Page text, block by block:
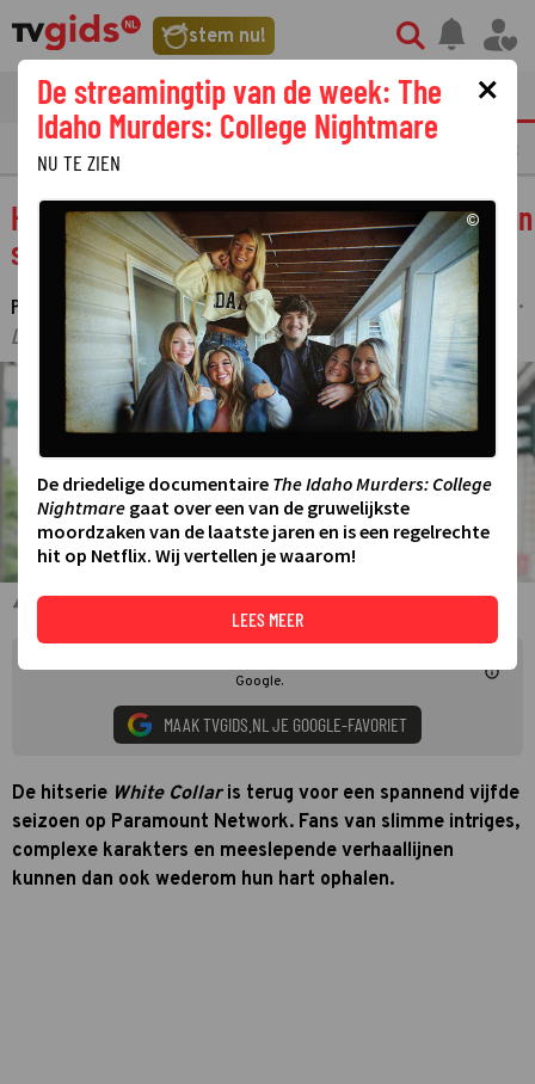
stem nu!
tvgids streaming nieuws
OPMERKELIJKE TV FRAGMENTEN
Het vijfde seizoen van White Collar gaat van
start op Paramount Network
PARTNERBIJDRAGE ISM PARAMOUNT NETWORK·24 JULI 2024 10:20 ·
LAATSTE UPDATE: 09-08-24 13:30
Tim DeKay en Matt Bomer in White Collar
Google.
MAAK TVGIDS.NL JE GOOGLE-FAVORIET
De hitserie White Collaris terug voor een spannend vijfde
seizoen op Paramount Network. Fans van slimme intriges,
complexe karakters en meeslepende verhaallijnen
kunnen dan ook wederom hun hart ophalen.
×
De streamingtip van de week: The
Idaho Murders: College Nightmare
NU TE ZIEN
©
De driedelige documentaire The Idaho Murders: College
Nightmare gaat over een van de gruwelijkste
moordzaken van de laatste jaren en is een regelrechte
hit op Netflix. Wij vertellen je waarom!
LEES MEER